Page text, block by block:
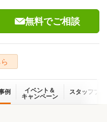
無料でご相談
例
イベント＆
キャンペーン
スタッフブ